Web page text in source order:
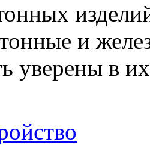
и
уверены в их